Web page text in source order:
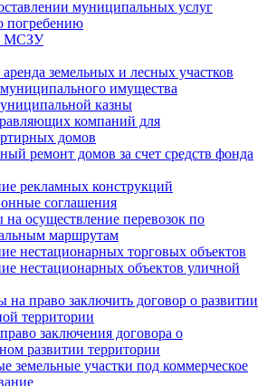
муниципальных услуг
погребению
МСЗУ
земельных и лесных участков
имущества
казны
компаний для
домов
ремонт домов за счет средств фонда
рекламных конструкций
соглашения
осуществление перевозок по
маршрутам
нестационарных торговых объектов
нестационарных объектов уличной
на право заключить договор о развитии
территории
заключения договора о
развитии территории
земельные участки под коммерческое